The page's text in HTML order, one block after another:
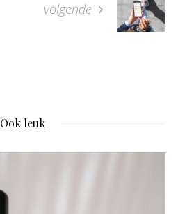
volgende
Ook leuk